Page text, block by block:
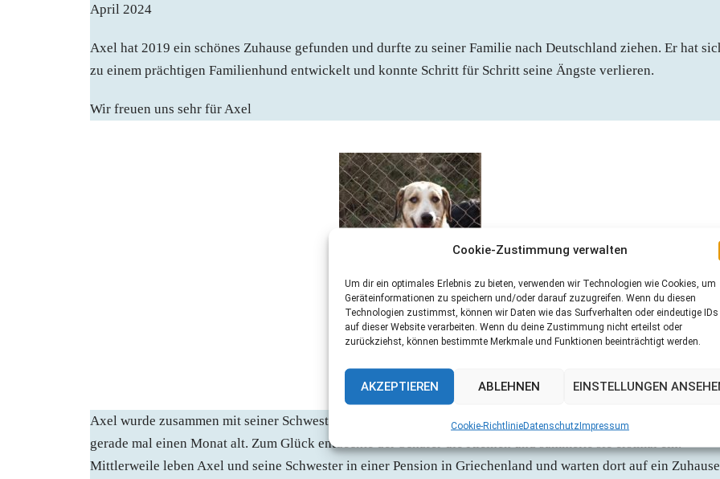
Cookie-Zustimmung verwalten
Um dir ein optimales Erlebnis zu bieten, verwenden wir Technologien wie Cookies, um
Geräteinformationen zu speichern und/oder darauf zuzugreifen. Wenn du diesen
Technologien zustimmst, können wir Daten wie das Surfverhalten oder eindeutige IDs
auf dieser Website verarbeiten. Wenn du deine Zustimmung nicht erteilst oder
zurückziehst, können bestimmte Merkmale und Funktionen beeinträchtigt werden.
AKZEPTIEREN ABLEHNEN EINSTELLUNGEN
Cookie-RichtlinieDatenschutzImpressum
April 2024
Axel hat 2019 ein schönes Zuhause gefunden und durfte zu seiner Familie nach Deutschland ziehen. Er hat
zu einem prächtigen Familienhund entwickelt und konnte Schritt für Schritt seine Ängste verlieren.
Wir freuen uns sehr für Axel
Axel wurde zusammen mit seiner Schwester Rose auf dem Grundstück eines Schäfers ausgesetzt da waren sie
gerade mal einen Monat alt. Zum Glück entdeckte der Schäfer die Kleinen und sammelte sie erstmal ein.
Mittlerweile leben Axel und seine Schwester in einer Pension in Griechenland und warten dort auf ein